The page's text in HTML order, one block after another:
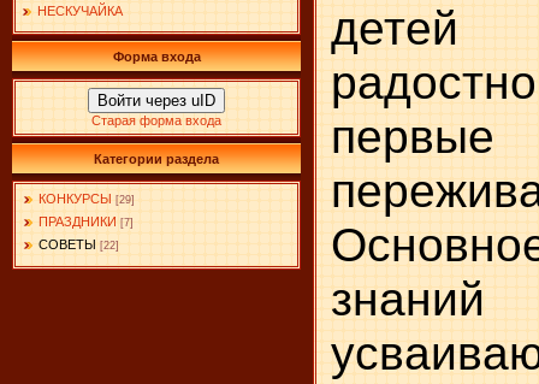
НЕСКУЧАЙКА
Форма входа
Войти через uID
Старая форма входа
Категории раздела
КОНКУРСЫ [29]
ПРАЗДНИКИ [7]
СОВЕТЫ [22]
первые